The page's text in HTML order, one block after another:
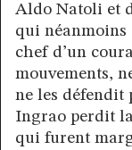
Aldo Natoli et
qui néanmoins
chef d’un
mouvements,
ne les défendit
Ingrao perdit
qui furent